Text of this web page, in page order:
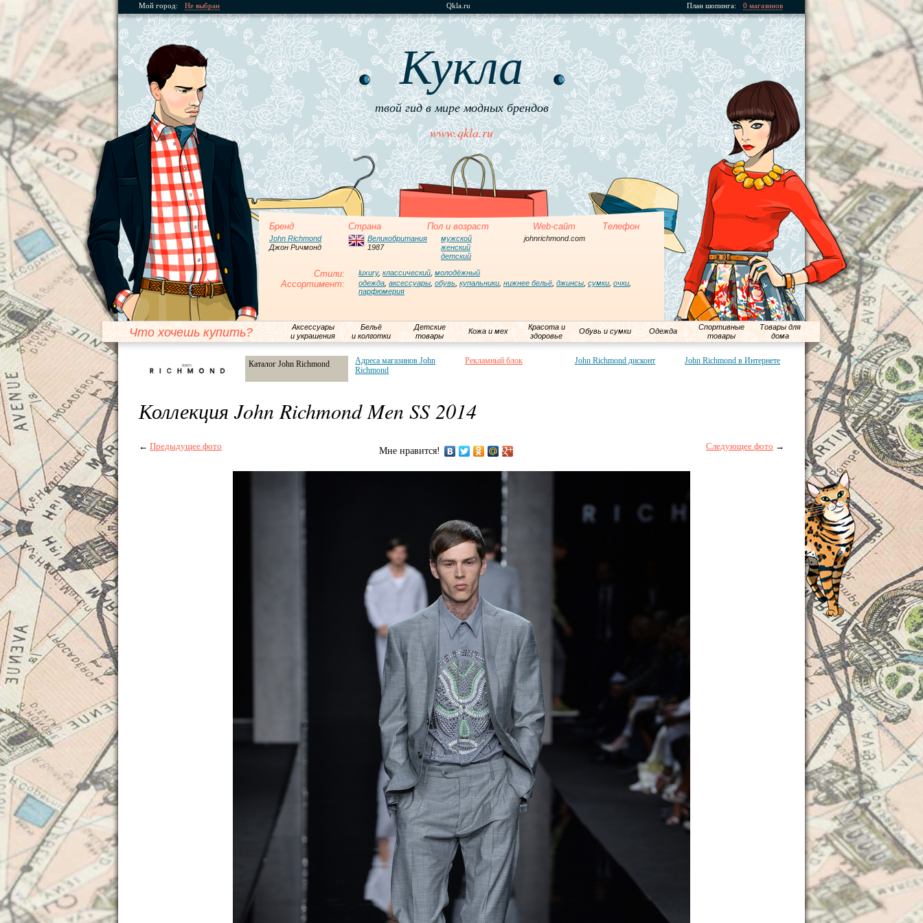
Мой город: Не выбран Qkla.ru План шопинга: 0 магазинов
Кукла
твой гид в мире модных брендов
www.qkla.ru
Бренд Страна Пол и возраст Web-сайт Телефон
John Richmond
Джон Ричмонд
Великобритания
1987
мужской
женский
детский
johnrichmond.com
Стили: luxury, классический молодёжный
Ассортимент: одежда аксессуары обувь купальники нижнее бельё джинсы сумки очки
парфюмерия
Что хочешь купить?
Аксессуары
и украшения
Бельё
и колготки
Детские
товары
Кожа и мех
Красота и
здоровье
Обувь и сумки Одежда
Спортивные
товары
Товары для
дома
Каталог John Richmond
Адреса магазинов John
Richmond
Рекламный блок John Richmond дисконт John Richmond в Интернете
Коллекция John Richmond Men SS 2014
← Предыдущее фото Мне нравится! Следующее фото →